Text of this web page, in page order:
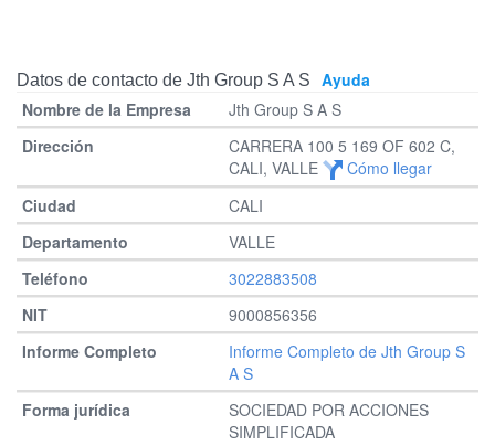
Datos de contacto de Jth Group S A S
Ayuda
Jth Group S A S
CARRERA 100 5 169 OF 602 C,
CALI, VALLE
Cómo llegar
CALI
VALLE
3022883508
9000856356
Informe Completo de Jth Group S
A S
SOCIEDAD POR ACCIONES
SIMPLIFICADA